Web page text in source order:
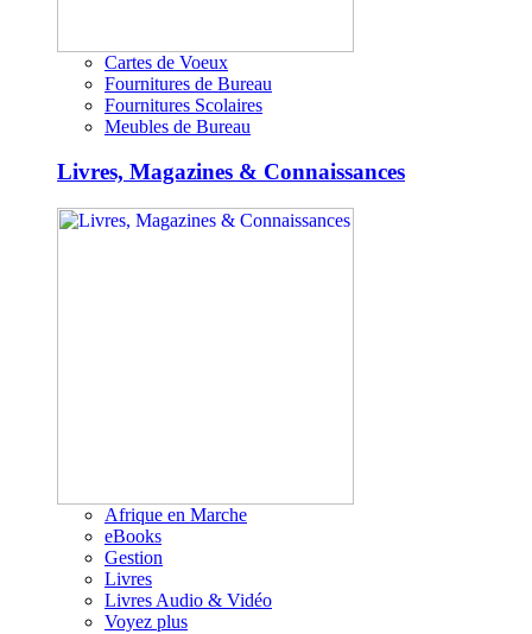
Cartes de Voeux
Fournitures de Bureau
Fournitures Scolaires
Meubles de Bureau
Livres, Magazines & Connaissances
Afrique en Marche
eBooks
Gestion
Livres
Livres Audio & Vidéo
Voyez plus